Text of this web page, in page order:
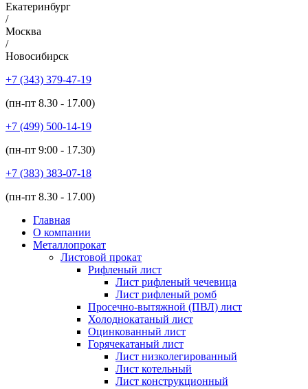
Екатеринбург
/
Москва
/
Новосибирск
+7 (343) 379-47-19
(пн-пт 8.30 - 17.00)
+7 (499) 500-14-19
(пн-пт 9:00 - 17.30)
+7 (383) 383-07-18
(пн-пт 8.30 - 17.00)
Главная
О компании
Металлопрокат
Листовой прокат
Рифленый лист
Лист рифленый чечевица
Лист рифленый ромб
Просечно-вытяжной (ПВЛ) лист
Холоднокатаный лист
Оцинкованный лист
Горячекатаный лист
Лист низколегированный
Лист котельный
Лист конструкционный